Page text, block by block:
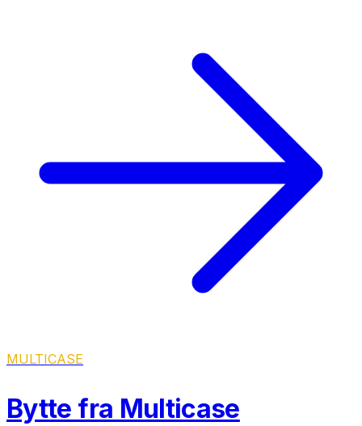
MULTICASE
Bytte fra Multicase